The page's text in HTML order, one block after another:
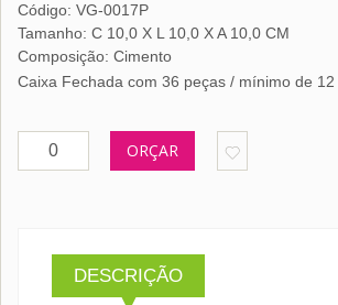
Código: VG-0017P
Tamanho: C 10,0 X L 10,0 X A 10,0 CM
Composição: Cimento
Caixa Fechada com 36 peças / mínimo de
ORÇAR
DESCRIÇÃO